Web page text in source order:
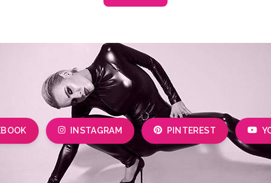
INSTAGRAM PINTEREST